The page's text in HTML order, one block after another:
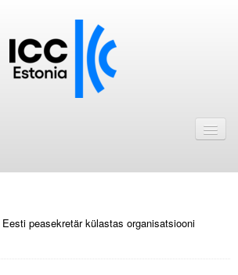
Eesti peasekretär külastas organisatsiooni